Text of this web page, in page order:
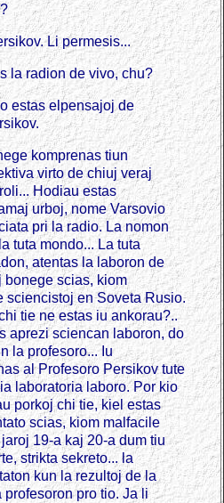
Li permesis...
la radion de vivo, chu?
estas elpensajoj de
komprenas tiun
virto de chiuj veraj
Hodiau estas
urboj, nome Varsovio
pri la radio. La nomon
tuta mondo... La tuta
atentas la laboron de
bonege scias, kiom
sciencistoj en Soveta Rusio.
tie ne estas iu ankorau?..
aprezi sciencan laboron, do
la profesoro... Iu
al Profesoro Persikov tute
laboratoria laboro. Por kio
porkoj chi tie, kiel estas
scias, kiom malfacile
19-a kaj 20-a dum tiu
strikta sekreto... la
kun la rezultoj de la
profesoron pro tio. Ja li